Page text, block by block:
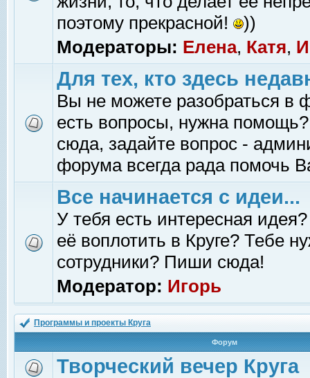
поэтому прекрасной!
))
Модераторы: Елена, Катя,
Для тех, кто здесь
Вы не можете разобраться в
есть вопросы, нужна помощь?
сюда, задайте вопрос -
форума всегда рада помочь
Все начинается с идеи...
У тебя есть интересная
её воплотить в Круге? Тебе
сотрудники? Пиши сюда!
Модератор: Игорь
Программы и проекты Круга
Форум
Творческий вечер Круга